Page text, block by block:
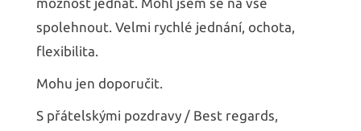
spolehnout. Velmi rychlé jednání, ochota,
flexibilita.
Mohu jen doporučit.
S přátelskými pozdravy / Best regards,